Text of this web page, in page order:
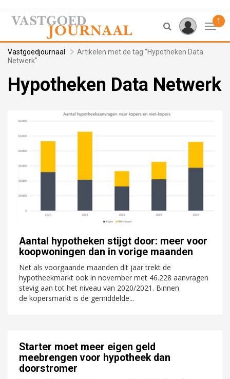
1
Vastgoedjournaal
Artikelen met de tag "Hypotheken Data
Netwerk"
Hypotheken Data Netwerk
Aantal hypotheken stijgt door: meer voor
koopwoningen dan in vorige maanden
Net als voorgaande maanden dit jaar trekt de
hypotheekmarkt ook in november met 46.228 aanvragen
stevig aan tot het niveau van 2020/2021. Binnen
de kopersmarkt is de gemiddelde...
Starter moet meer eigen geld
meebrengen voor hypotheek dan
doorstromer